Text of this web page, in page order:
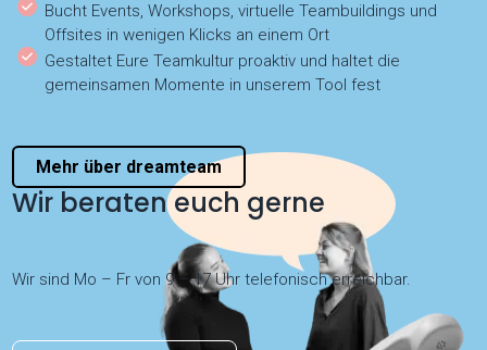
Bucht Events, Workshops, virtuelle Teambuildings und
Offsites in wenigen Klicks an einem Ort
Gestaltet Eure Teamkultur proaktiv und haltet die
gemeinsamen Momente in unserem Tool fest
Mehr über dreamteam
Wir beraten euch gerne
Wir sind Mo – Fr von 9 – 17 Uhr telefonisch erreichbar.